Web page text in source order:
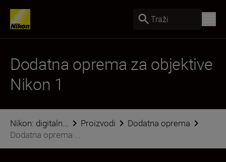
Traži
Dodatna oprema za objektive
Nikon 1
Nikon: digitaln... Proizvodi
Dodatna oprema
Dodatna oprema ...